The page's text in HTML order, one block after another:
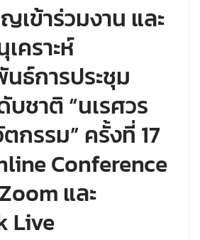
เข้าร่วมงาน และ
คราะห์
ธ์การประชุม
บชาติ “นเรศวร
กรรม” ครั้งที่ 17
Conference
และ
Live